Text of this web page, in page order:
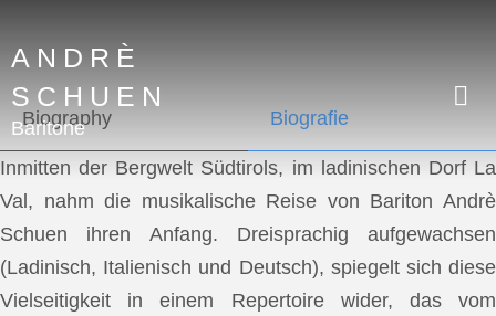
ANDRÈ
SCHUEN
Baritone
Biography Biografie
Inmitten der Bergwelt Südtirols, im ladinischen Dorf La
Val, nahm die musikalische Reise von Bariton Andrè
Schuen ihren Anfang. Dreisprachig aufgewachsen
(Ladinisch, Italienisch und Deutsch), spiegelt sich diese
Vielseitigkeit in einem Repertoire wider, das vom